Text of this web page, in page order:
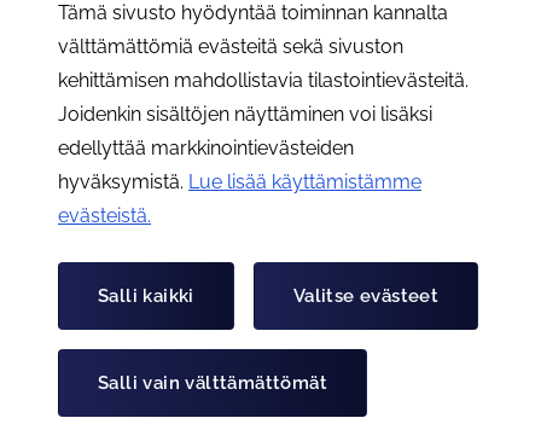
Tämä sivusto hyödyntää toiminnan kannalta
välttämättömiä evästeitä sekä sivuston
kehittämisen mahdollistavia tilastointievästeitä.
Joidenkin sisältöjen näyttäminen voi lisäksi
edellyttää markkinointievästeiden
hyväksymistä. Lue lisää käyttämistämme
evästeistä.​​​​​​
Salli kaikki
Salli vain välttämättömät
Valitse evästeet
Yhteystiedot
Rahtarit ry:n yhteystiedot
Osastojen yhteystiedot
Hae
Tietoa evästeistä Tietosuojaseloste
© Rahtarit ry 2026